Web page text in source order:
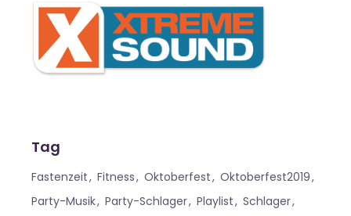
Tag
Fastenzeit Fitness Oktoberfest
Oktoberfest2019
Party-Musik
Party-Schlager Playlist
Schlager